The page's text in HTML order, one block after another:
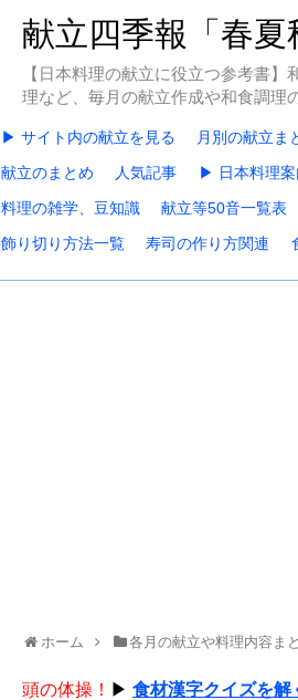
献立四季報「春夏
【日本料理の献立に役立つ参考書
理など、毎月の献立作成や和食調理
▶ サイト内の献立を見る 月別の献立ま
献立のまとめ
人気記事 ▶ 日本料理案
料理の雑学、豆知識
献立等50音一覧表
飾り切り方法一覧
寿司の作り方関連
ホーム 各月の献立や料理内容ま
頭の体操！ ▶ 食材漢字クイズを解